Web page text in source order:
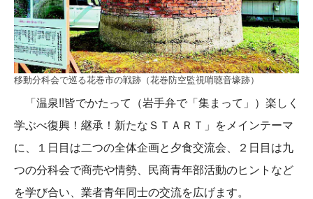
移動分科会で巡る花巻市の戦跡（花巻防空監視哨聴音壕跡）
「温泉!!皆でかたって（岩手弁で「集まって」）楽しく
学ぶべ復興！継承！新たなＳＴＡＲＴ」をメインテーマ
に、１日目は二つの全体企画と夕食交流会、２日目は九
つの分科会で商売や情勢、民商青年部活動のヒントなど
を学び合い、業者青年同士の交流を広げます。